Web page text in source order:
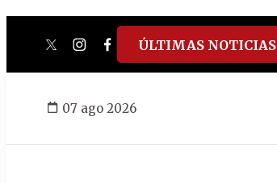
twitterinstagram
facebook
tiktokyoutube
spotify
ÚLTIMAS NOTICIAS
07 ago 2026